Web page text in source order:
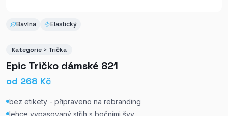
Bavlna Elastický
Kategorie > Trička
Epic Tričko dámské 821
od 268 Kč
bez etikety - připraveno na rebranding
lehce vypasovaný střih s bočními švy